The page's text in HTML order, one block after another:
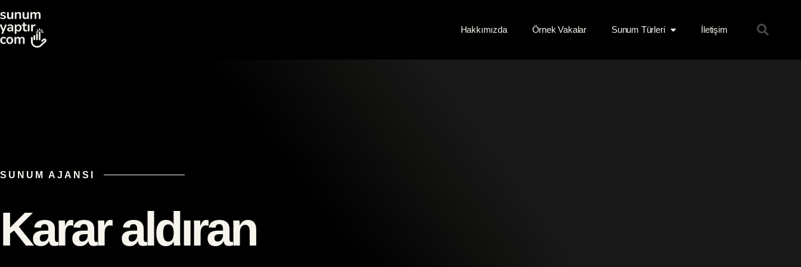
Hakkımızda Örnek Vakalar Sunum Türleri İletişim
SUNUM AJANSI
Karar aldıran